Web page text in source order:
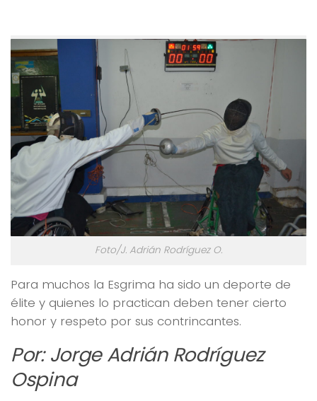
Foto/J. Adrián Rodríguez O.
Para muchos la Esgrima ha sido un deporte de
élite y quienes lo practican deben tener cierto
honor y respeto por sus contrincantes.
Por: Jorge Adrián Rodríguez
Ospina